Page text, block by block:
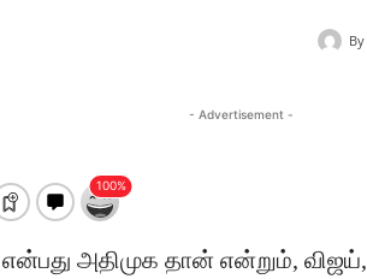
By
- Advertisement -
என்பது அதிமுக தான் என்றும்,